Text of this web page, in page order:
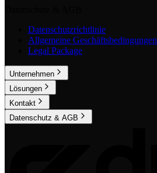
Datenschutzrichtlinie
Allgemeine Geschäftsbedingungen
Legal Package
Unternehmen
Lösungen
Kontakt
Datenschutz & AGB